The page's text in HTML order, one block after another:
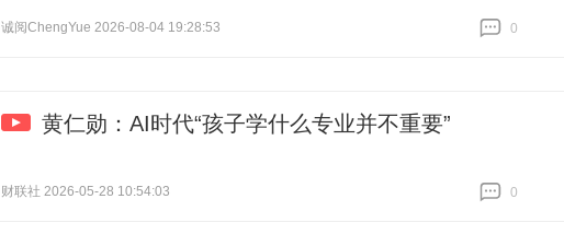
诚阅ChengYue 2026-08-04 19:28:53
0
黄仁勋：AI时代“孩子学什么专业并不重要”
财联社 2026-05-28 10:54:03
0